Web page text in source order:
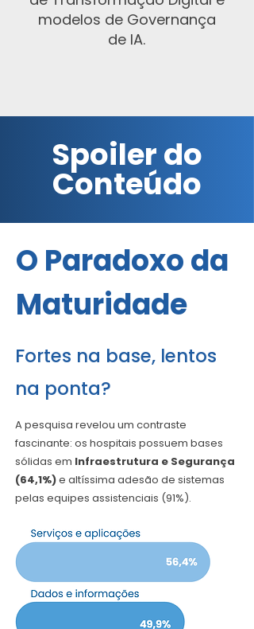
modelos de Governança
de IA.
Spoiler do
Conteúdo
O Paradoxo da
Maturidade
Fortes na base, lentos
na ponta?
A pesquisa revelou um contraste
fascinante: os hospitais possuem bases
sólidas em Infraestrutura e Segurança
(64,1%)e altíssima adesão de sistemas
pelas equipes assistenciais (91%).